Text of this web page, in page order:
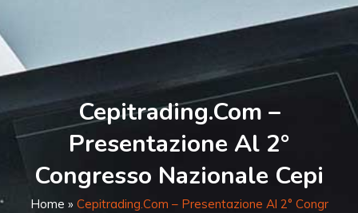
Cepitrading.com –
Presentazione Al 2°
Congresso Nazionale Cepi
Home » Cepitrading.com – Presentazione Al 2° Congr